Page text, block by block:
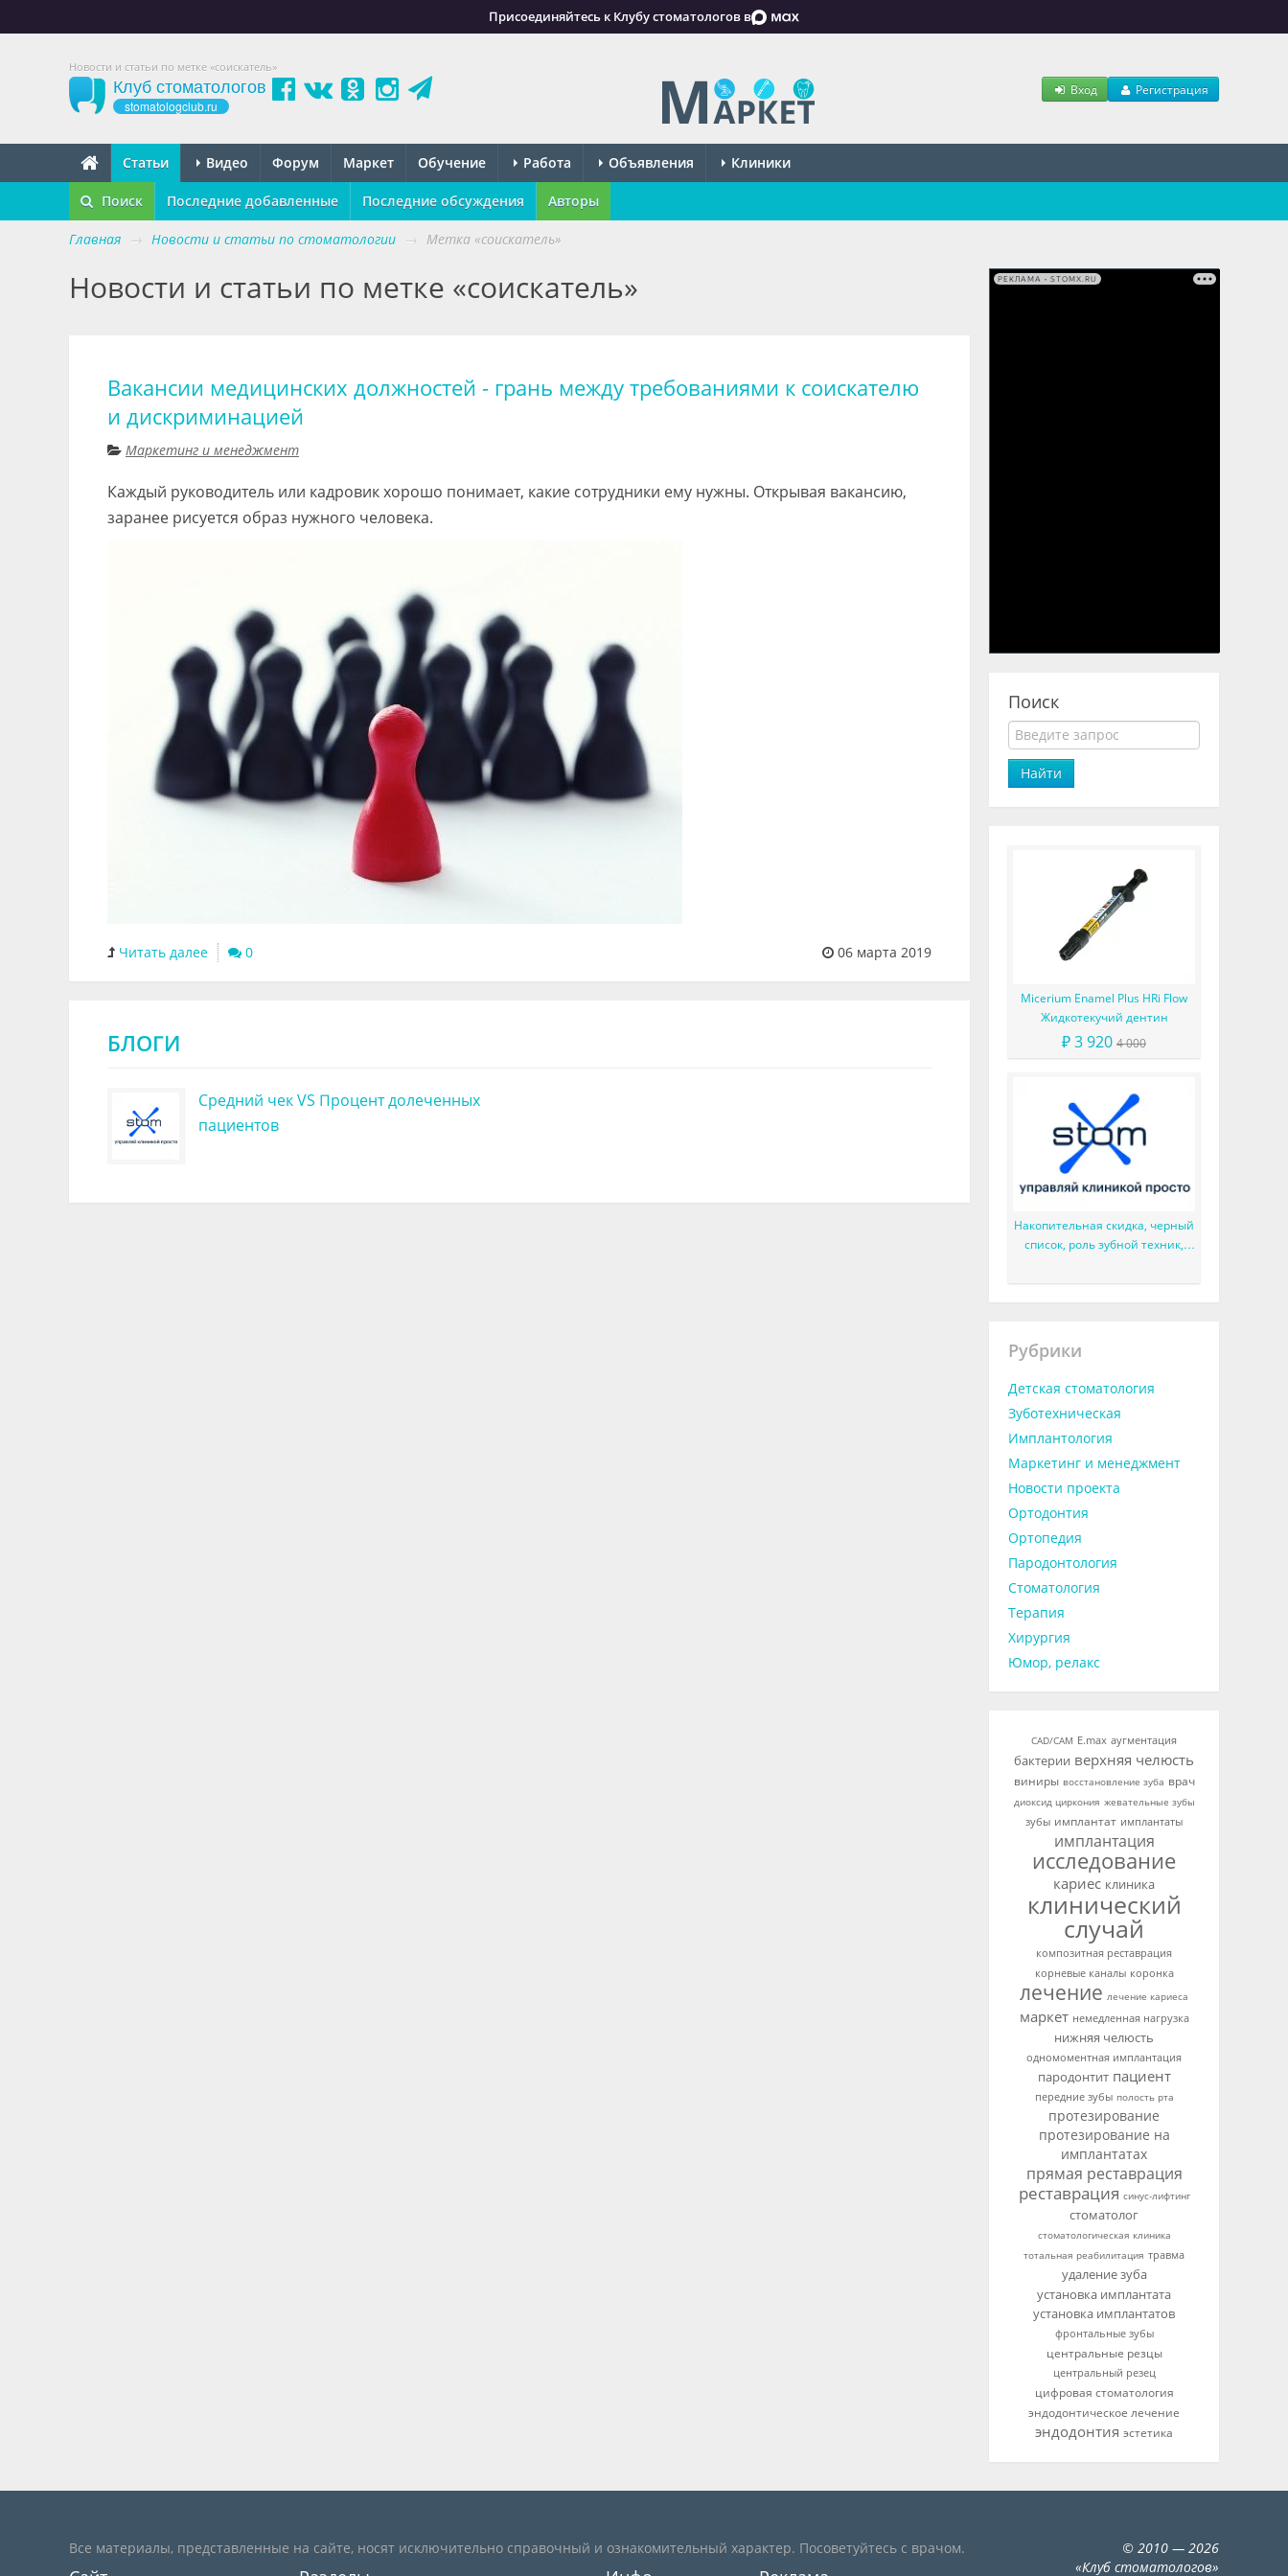
Присоединяйтесь к Клубу стоматологов в
Новости и статьи по метке «соискатель»
Клуб стоматологов
stomatologclub.ru
Вход Регистрация
Статьи Видео Форум Маркет Обучение Работа Объявления Клиники
Поиск Последние добавленные Последние обсуждения Авторы
Главная → Новости и статьи по стоматологии → Метка «соискатель»
Новости и статьи по метке «соискатель»
Вакансии медицинских должностей - грань между требованиями к соискателю
и дискриминацией
Маркетинг и менеджмент
Каждый руководитель или кадровик хорошо понимает, какие сотрудники ему нужны. Открывая вакансию,
заранее рисуется образ нужного человека.
Читать далее 0 06 марта 2019
БЛОГИ
Средний чек VS Процент долеченных
пациентов
РЕКЛАМА • STOMX.RU
Поиск
Найти
Micerium Enamel Plus HRi Flow
Жидкотекучий дентин
₽ 3 920 4 000
Накопительная скидка, черный
список, роль зубной техник,
Рубрики
Детская стоматология
Зуботехническая
Имплантология
Маркетинг и менеджмент
Новости проекта
Ортодонтия
Ортопедия
Пародонтология
Стоматология
Терапия
Хирургия
Юмор, релакс
CAD/CAM E.max аугментация
бактерии верхняя челюсть
виниры восстановление зуба врач
диоксид циркония жевательные зубы
зубы имплантат имплантаты
имплантация
исследование
кариес клиника
клинический
случай
композитная реставрация
корневые каналы коронка
лечение лечение кариеса
маркет немедленная нагрузка
нижняя челюсть
одномоментная имплантация
пародонтит пациент
передние зубы полость рта
протезирование
протезирование на
имплантатах
прямая реставрация
реставрация синус-лифтинг
стоматолог
стоматологическая клиника
тотальная реабилитация травма
удаление зуба
установка имплантата
установка имплантатов
фронтальные зубы
центральные резцы
центральный резец
цифровая стоматология
эндодонтическое лечение
эндодонтия эстетика
Все материалы, представленные на сайте, носят исключительно справочный и ознакомительный характер. Посоветуйтесь с врачом. © 2010 — 2026
«Клуб стоматологов»